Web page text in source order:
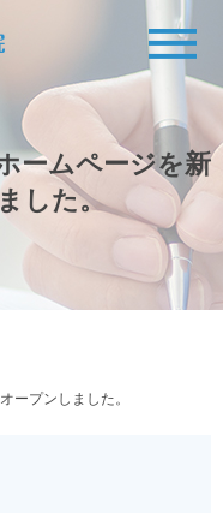
メ
ームページを新
した。
ープンしました。